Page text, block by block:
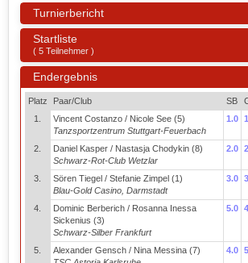
Turnierbericht
Startliste
( 5 Teilnehmer )
Endergebnis
Platz Paar/Club SB
1.
Vincent Costanzo / Nicole See (5)
Tanzsportzentrum Stuttgart-Feuerbach
1.0
2.
Daniel Kasper / Nastasja Chodykin (8)
Schwarz-Rot-Club Wetzlar
2.0
3.
Sören Tiegel / Stefanie Zimpel (1)
Blau-Gold Casino, Darmstadt
3.0
4.
Dominic Berberich / Rosanna Inessa
Sickenius (3)
Schwarz-Silber Frankfurt
5.0
5.
Alexander Gensch / Nina Messina (7)
4.0